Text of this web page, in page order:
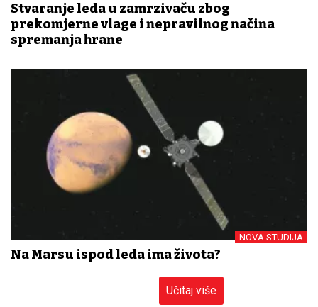
Stvaranje leda u zamrzivaču zbog
prekomjerne vlage i nepravilnog načina
spremanja hrane
NOVA STUDIJA
Na Marsu ispod leda ima života?
Učitaj više